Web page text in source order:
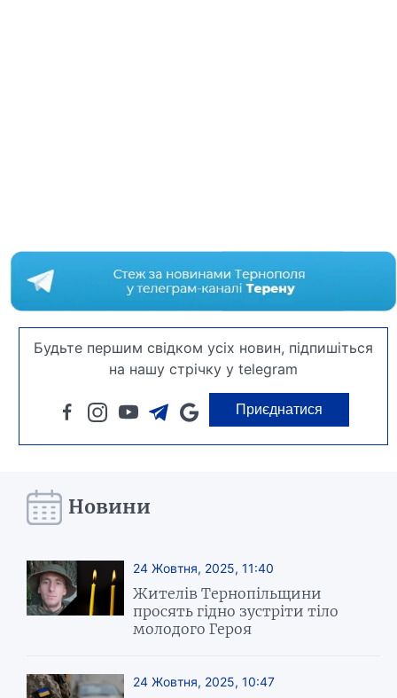
Будьте першим свідком усіх новин, підпишіться
на нашу стрічку у telegram
Приєднатися
Новини
24 Жовтня, 2025, 11:40
Жителів Тернопільщини
просять гідно зустріти тіло
молодого Героя
24 Жовтня, 2025, 10:47